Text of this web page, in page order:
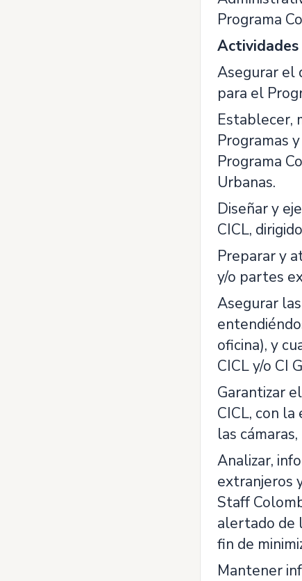
Programa
Asegurar el
para el
Establecer,
Programas
Programa
Urbanas.
Diseñar y
CICL,
Preparar y
y/o partes
Asegurar
oficina), y
CICL y/o CI
Garantizar
CICL, con
las
Analizar,
extranjeros
Staff
alertado de
fin de
Mantener